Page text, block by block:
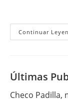
Continuar
Últimas
Checo Padilla,